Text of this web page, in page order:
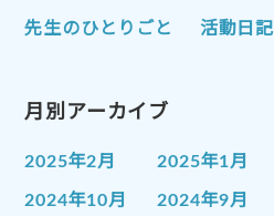
先生のひとりごと 活動日記
月別アーカイブ
2025年2月 2025年1月
2024年10月 2024年9月